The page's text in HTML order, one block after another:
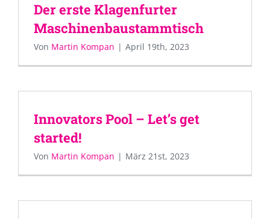
Der erste Klagenfurter
Maschinenbaustammtisch
Von Martin Kompan | April 19th, 2023
Innovators Pool – Let’s get
started!
Von Martin Kompan | März 21st, 2023